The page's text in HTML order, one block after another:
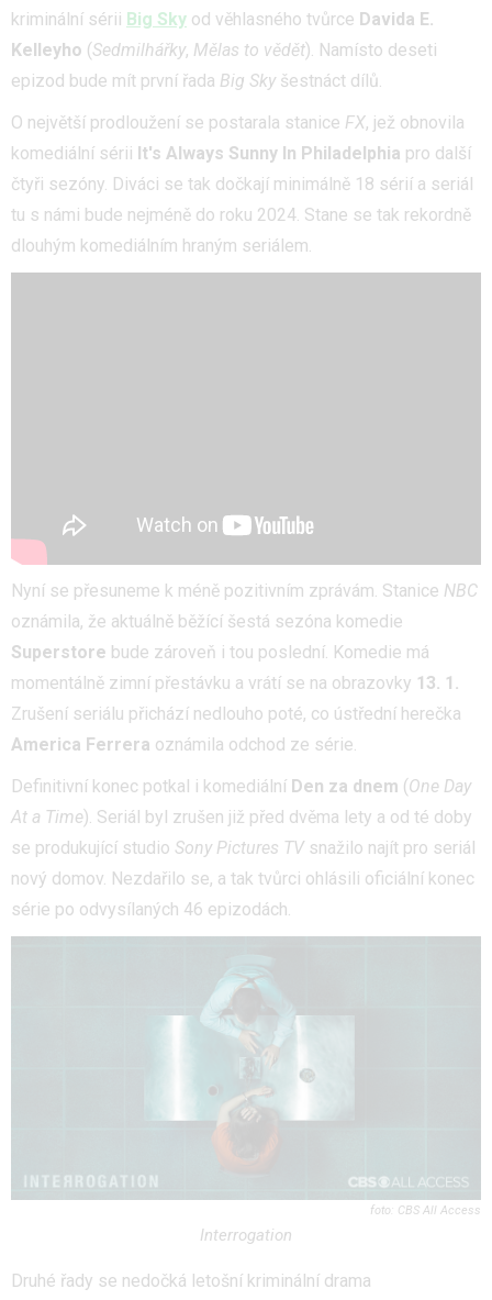
kriminální sérii Big Sky od věhlasného tvůrce Davida E.
Kelleyho (Sedmilhářky, Mělas to vědět). Namísto deseti
epizod bude mít první řada Big Sky šestnáct dílů.
O největší prodloužení se postarala stanice FX, jež obnovila
komediální sérii It's Always Sunny In Philadelphia pro další
čtyři sezóny. Diváci se tak dočkají minimálně 18 sérií a seriál
tu s námi bude nejméně do roku 2024. Stane se tak rekordně
dlouhým komediálním hraným seriálem.
Nyní se přesuneme k méně pozitivním zprávám. Stanice NBC
oznámila, že aktuálně běžící šestá sezóna komedie
Superstore bude zároveň i tou poslední. Komedie má
momentálně zimní přestávku a vrátí se na obrazovky 13. 1.
Zrušení seriálu přichází nedlouho poté, co ústřední herečka
America Ferrera oznámila odchod ze série.
Definitivní konec potkal i komediální Den za dnem (One Day
At a Time). Seriál byl zrušen již před dvěma lety a od té doby
se produkující studio Sony Pictures TV snažilo najít pro seriál
nový domov. Nezdařilo se, a tak tvůrci ohlásili oficiální konec
série po odvysílaných 46 epizodách.
CBS All Access
Interrogation
Druhé řady se nedočká letošní kriminální drama